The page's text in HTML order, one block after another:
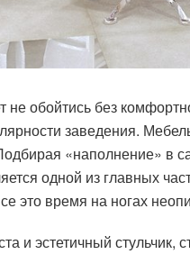
обойтись без
заведения.
«наполнение» в
одной из главных
это время на ногах
эстетичный стульчик,